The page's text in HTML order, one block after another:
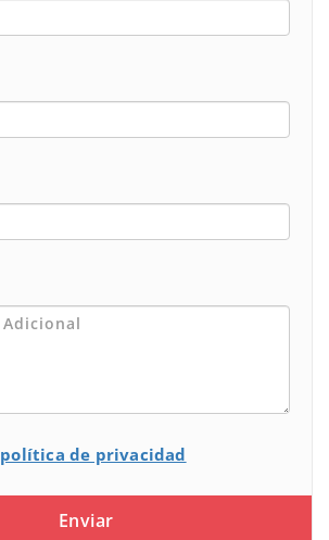
política de privacidad